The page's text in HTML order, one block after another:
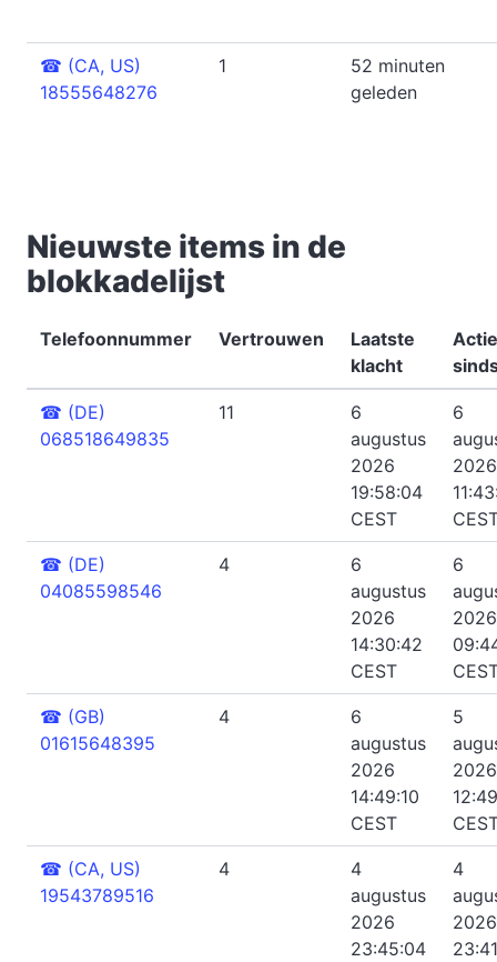
☎ (CA, US)
18555648276
1
52 minuten
geleden
Nieuwste items in de
blokkadelijst
Telefoonnummer Vertrouwen
Laatste
klacht
☎ (DE)
068518649835
11
6
augustus
2026
19:58:04
CEST
6
2026
☎ (DE)
04085598546
4
6
augustus
2026
14:30:42
CEST
6
2026
☎ (GB)
01615648395
4
6
augustus
2026
14:49:10
CEST
5
2026
☎ (CA, US)
19543789516
4
4
augustus
2026
23:45:04
4
2026